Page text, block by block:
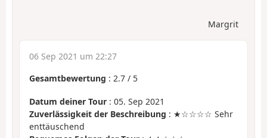
Margrit
06 Sep 2021 um 22:27
Gesamtbewertung : 2.7 / 5
Datum deiner Tour : 05. Sep 2021
Zuverlässigkeit der Beschreibung : ★☆☆☆☆ Sehr
enttäuschend